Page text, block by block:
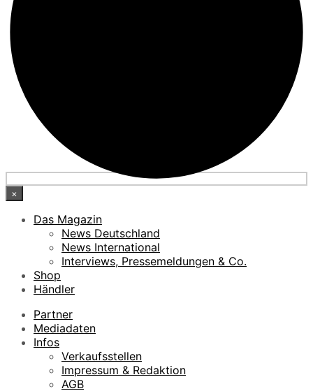
×
Das Magazin
News Deutschland
News International
Interviews, Pressemeldungen & Co.
Shop
Händler
Partner
Mediadaten
Infos
Verkaufsstellen
Impressum & Redaktion
AGB